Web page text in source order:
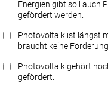
Datenschutz FAQs
Energien gibt soll auch
gefördert werden.
Photovoltaik ist längst
braucht keine
Photovoltaik gehört
gefördert.